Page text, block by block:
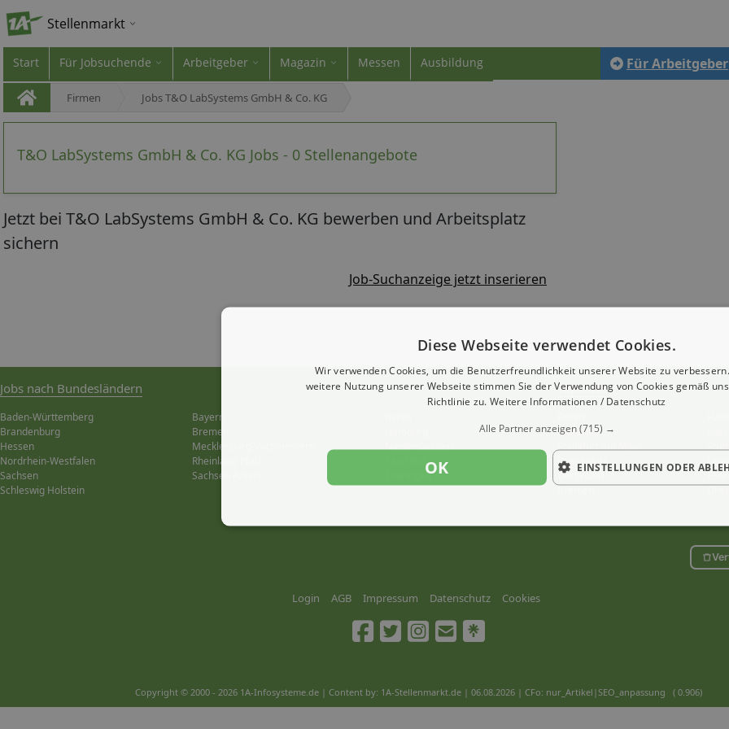
Stellenmarkt
Start Für Jobsuchende Arbeitgeber Magazin Messen Ausbildung Für Arbeitgeber
Firmen Jobs T&O LabSystems GmbH & Co. KG
T&O LabSystems GmbH & Co. KG Jobs - 0 Stellenangebote
Jetzt bei T&O LabSystems GmbH & Co. KG bewerben und Arbeitsplatz
sichern
Job-Suchanzeige jetzt inserieren
Jobs nach Bundesländern
Baden-Württemberg Bayern
Brandenburg
Bremen
Hessen
Mecklenburg-Vorpommern
Niedersachsen
Nordrhein-Westfalen
Rheinland-Pfalz
Sachsen
Sachsen Anhalt
Thüringen
Schleswig Holstein
Top Orte
München
Frankfurt am Main
Düsseldorf
Dortmund
Bremen
Login AGB Impressum Datenschutz Cookies
Copyright © 2000 - 2026 1A-Infosysteme.de | Content by: 1A-Stellenmarkt.de | 06.08.2026 | CFo: nur_Artikel|SEO_anpassung ( 0.906)
Diese Webseite verwendet Cookies.
Wir verwenden Cookies, um die Benutzerfreundlichkeit unserer Website zu
weitere Nutzung unserer Webseite stimmen Sie der Verwendung von Cookies gemäß
Richtlinie zu. Weitere Informationen / Datenschutz
Alle Partner anzeigen(715) →
OK EINSTELLUNGEN ODER